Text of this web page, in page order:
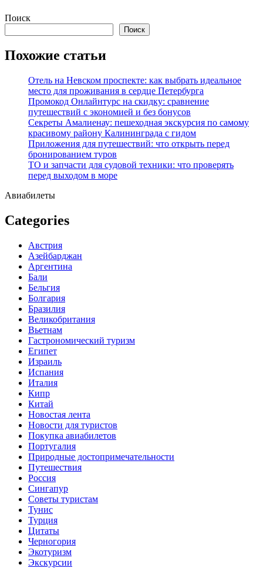
Перейти
содержимому
Поиск
Поиск
Похожие статьи
Отель на Невском проспекте: как выбрать идеальное
место для проживания в сердце Петербурга
Промокод Онлайнтурс на скидку: сравнение
путешествий с экономией и без бонусов
Секреты Амалиенау: пешеходная экскурсия по самому
красивому району Калининграда с гидом
Приложения для путешествий: что открыть перед
бронированием туров
ТО и запчасти для судовой техники: что проверять
перед выходом в море
Авиабилеты
Categories
Австрия
Азейбарджан
Аргентина
Бали
Бельгия
Болгария
Бразилия
Великобритания
Вьетнам
Гастрономический туризм
Египет
Израиль
Испания
Италия
Кипр
Китай
Новостая лента
Новости для туристов
Покупка авиабилетов
Португалия
Природные достопримечательности
Путешествия
Россия
Сингапур
Советы туристам
Тунис
Турция
Цитаты
Черногория
Экотуризм
Экскурсии